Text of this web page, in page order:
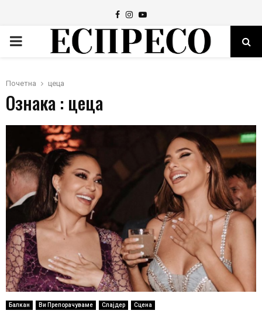
Facebook
Instagram
Youtube
PRIMARY
Почетна цеца
Ознака : цеца
Балкан Ви Препорачуваме Слајдер Сцена